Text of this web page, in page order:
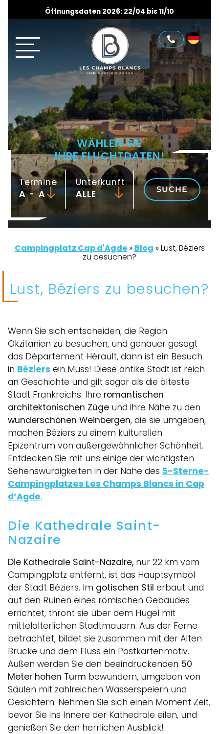
Öffnungsdaten 2026: 22/04 bis 11/10
WÄHLEN SIE
IHRE FLUCHTDATEN!
Termine
-
Unterkunft
SUCHE
Campingplatz Cap d'Agde» Blog » Lust, Béziers
zu besuchen?
Lust, Béziers zu besuchen?
Wenn Sie sich entscheiden, die Region
Okzitanien zu besuchen, und genauer gesagt
das Département Hérault, dann ist ein Besuch
in Béziers ein Muss! Diese antike Stadt ist reich
an Geschichte und gilt sogar als die älteste
Stadt Frankreichs. Ihre romantischen
architektonischen Züge und ihre Nähe zu den
wunderschönen Weinbergen, die sie umgeben,
machen Béziers zu einem kulturellen
Epizentrum von außergewöhnlicher Schönheit.
Entdecken Sie mit uns einige der wichtigsten
Sehenswürdigkeiten in der Nähe des 5-Sterne-
Campingplatzes Les Champs Blancs in Cap
d’Agde.
Die Kathedrale Saint-
Nazaire
Die Kathedrale Saint-Nazaire, nur 22 km vom
Campingplatz entfernt, ist das Hauptsymbol
der Stadt Béziers. Im gotischen Stil erbaut und
auf den Ruinen eines römischen Gebäudes
errichtet, thront sie über dem Hügel mit
mittelalterlichen Stadtmauern. Aus der Ferne
betrachtet, bildet sie zusammen mit der Alten
Brücke und dem Fluss ein Postkartenmotiv.
Außen werden Sie den beeindruckenden 50
Meter hohen Turm bewundern, umgeben von
Säulen mit zahlreichen Wasserspeiern und
Gesichtern. Nehmen Sie sich einen Moment Zeit,
bevor Sie ins Innere der Kathedrale eilen, und
genießen Sie den herrlichen Ausblick!